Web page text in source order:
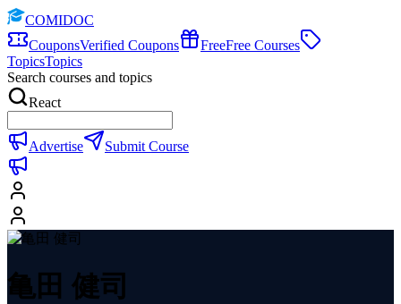
COMIDOC
CouponsVerified Coupons FreeFree Courses
TopicsTopics
Search courses and topics
React
Advertise Submit Course
亀田 健司